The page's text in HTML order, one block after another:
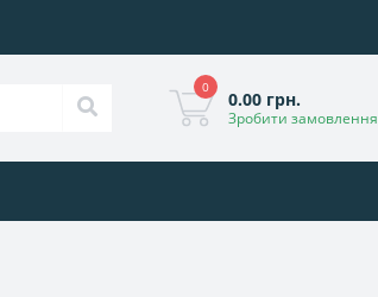
0
0.00 грн.
Зробити замовлення